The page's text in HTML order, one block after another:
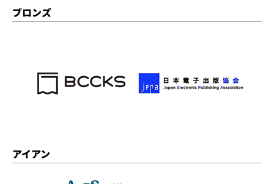
ブロンズ
アイアン